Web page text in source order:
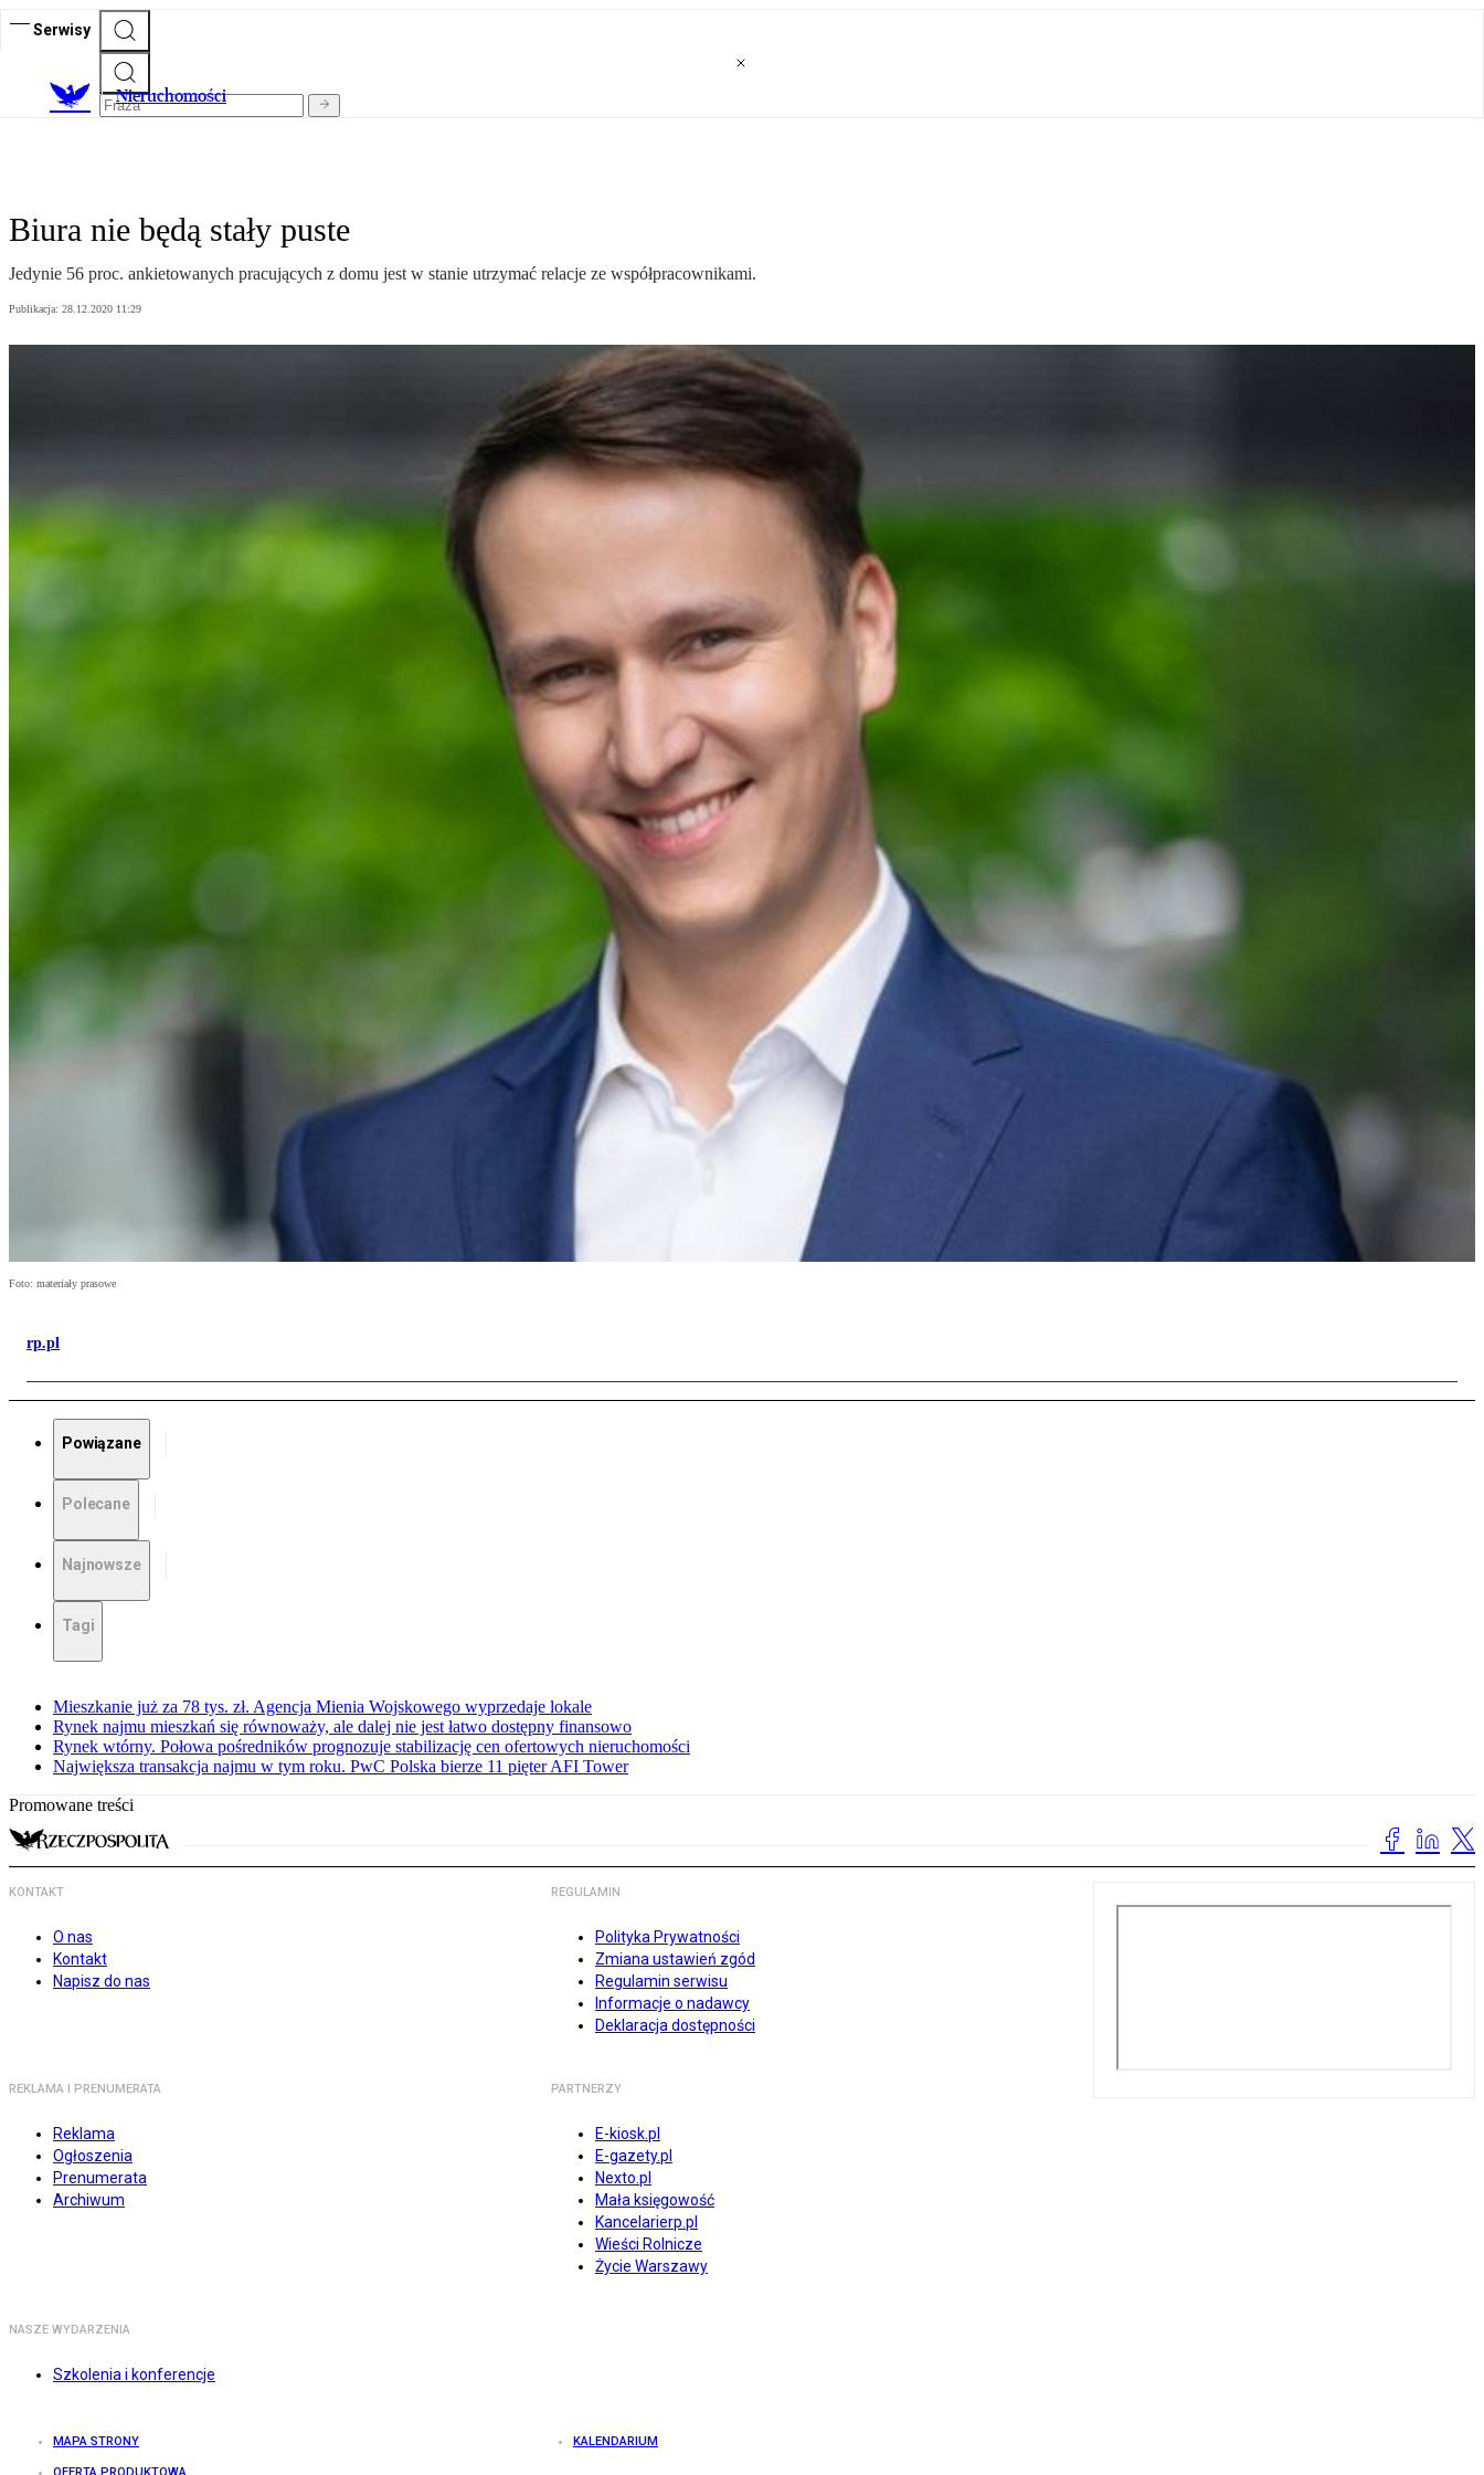
Serwisy
Nieruchomości
Biura nie będą stały puste
Jedynie 56 proc. ankietowanych pracujących z domu jest w stanie utrzymać relacje ze współpracownikami.
Publikacja: 28.12.2020 11:29
Foto: materiały prasowe
rp.pl
Powiązane
Polecane
Najnowsze
Tagi
Mieszkanie już za 78 tys. zł. Agencja Mienia Wojskowego wyprzedaje lokale
Rynek najmu mieszkań się równoważy, ale dalej nie jest łatwo dostępny finansowo
Rynek wtórny. Połowa pośredników prognozuje stabilizację cen ofertowych nieruchomości
Największa transakcja najmu w tym roku. PwC Polska bierze 11 pięter AFI Tower
Promowane treści
KONTAKT
O nas
Kontakt
Napisz do nas
REGULAMIN
Polityka Prywatności
Zmiana ustawień zgód
Regulamin serwisu
Informacje o nadawcy
Deklaracja dostępności
REKLAMA I PRENUMERATA
Reklama
Ogłoszenia
Prenumerata
Archiwum
PARTNERZY
E-kiosk.pl
E-gazety.pl
Nexto.pl
Mała księgowość
Kancelarierp.pl
Wieści Rolnicze
Życie Warszawy
NASZE WYDARZENIA
Szkolenia i konferencje
MAPA STRONY KALENDARIUM